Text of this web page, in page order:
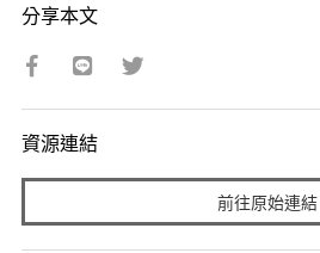
分享本文
資源連結
前往原始連結